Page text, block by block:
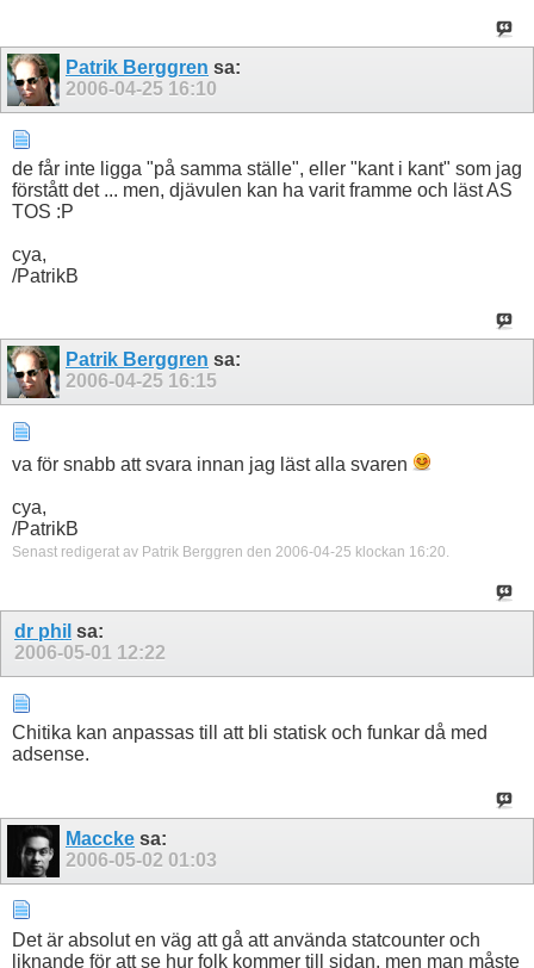
Patrik Berggren sa:
2006-04-25 16:10
de får inte ligga "på samma ställe", eller "kant i kant" som jag
förstått det ... men, djävulen kan ha varit framme och läst AS
TOS :P
cya,
/PatrikB
Patrik Berggren sa:
2006-04-25 16:15
va för snabb att svara innan jag läst alla svaren
cya,
/PatrikB
Senast redigerat av Patrik Berggren den 2006-04-25 klockan 16:20.
dr phil sa:
2006-05-01 12:22
Chitika kan anpassas till att bli statisk och funkar då med
adsense.
Maccke sa:
2006-05-02 01:03
Det är absolut en väg att gå att använda statcounter och
liknande för att se hur folk kommer till sidan, men man måste